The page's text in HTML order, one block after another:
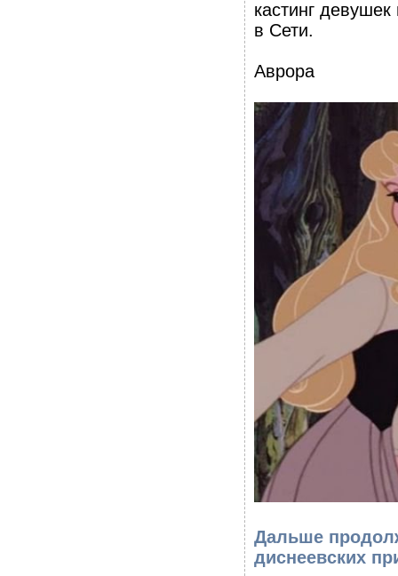
кастинг
в Сети.
Аврора
Дальше
диснеевских